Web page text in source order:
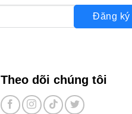
Đăng ký
Theo dõi chúng tôi